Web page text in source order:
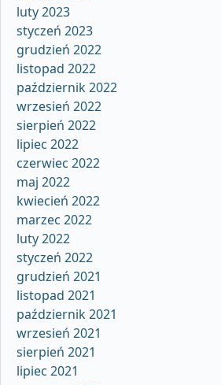
luty 2023
styczeń 2023
grudzień 2022
listopad 2022
październik 2022
wrzesień 2022
sierpień 2022
lipiec 2022
czerwiec 2022
maj 2022
kwiecień 2022
marzec 2022
luty 2022
styczeń 2022
grudzień 2021
listopad 2021
październik 2021
wrzesień 2021
sierpień 2021
lipiec 2021